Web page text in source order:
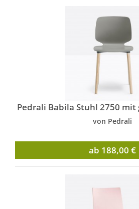
Pedrali Babila Stuhl 2750 mit
von Pedrali
ab 188,00 €